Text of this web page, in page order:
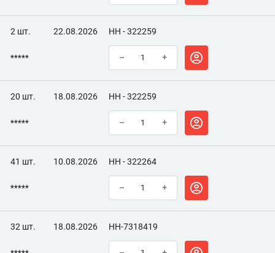
2 шт. 22.08.2026 НН - 322259
***** – +
20 шт. 18.08.2026 НН - 322259
***** – +
41 шт. 10.08.2026 НН - 322264
***** – +
32 шт. 18.08.2026 НН-7318419